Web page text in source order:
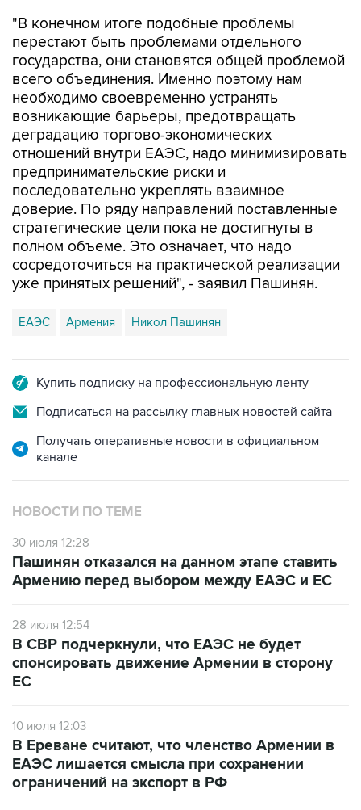
"В конечном итоге подобные проблемы
перестают быть проблемами отдельного
государства, они становятся общей проблемой
всего объединения. Именно поэтому нам
необходимо своевременно устранять
возникающие барьеры, предотвращать
деградацию торгово-экономических
отношений внутри ЕАЭС, надо минимизировать
предпринимательские риски и
последовательно укреплять взаимное
доверие. По ряду направлений поставленные
стратегические цели пока не достигнуты в
полном объеме. Это означает, что надо
сосредоточиться на практической реализации
уже принятых решений", - заявил Пашинян.
ЕАЭС Армения Никол Пашинян
Купить подписку на профессиональную ленту
Подписаться на рассылку главных новостей сайта
Получать оперативные новости в официальном
канале
НОВОСТИ ПО ТЕМЕ
30 июля 12:28
Пашинян отказался на данном этапе ставить
Армению перед выбором между ЕАЭС и ЕС
28 июля 12:54
В СВР подчеркнули, что ЕАЭС не будет
спонсировать движение Армении в сторону
ЕС
10 июля 12:03
В Ереване считают, что членство Армении в
ЕАЭС лишается смысла при сохранении
ограничений на экспорт в РФ